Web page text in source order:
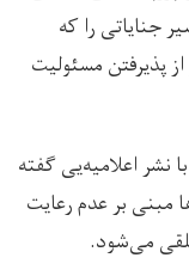
جنایاتی را که
پذیرفتن مسئولیت
نشر اعلامیه‌یی گفته
مبنی بر عدم رعایت
می‌شود.